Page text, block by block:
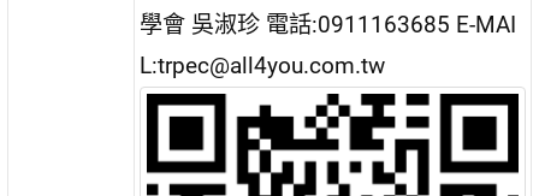
學會 吳淑珍 電話:0911163685 E-MAI
L:trpec@all4you.com.tw